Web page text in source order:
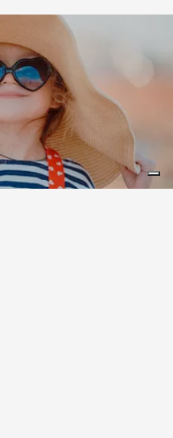
Leaflet|©Koobcamp S.r.l.